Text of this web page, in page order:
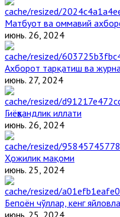
Матбуот ва оммавий
июнь. 26, 2024
Ахборот тарқатиш ва
июнь. 27, 2024
Гиёҳвандлик иллати
июнь. 26, 2024
Ҳожилик мақоми
июнь. 25, 2024
Бепоён чўллар, кенг
июнь. 25, 2024